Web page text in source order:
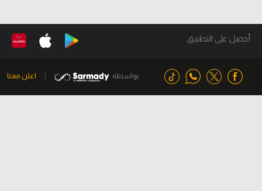
أحصل على التطبيق
بواسطة اعلن معنا